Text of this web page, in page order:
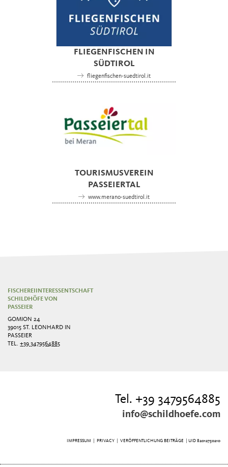
FLIEGENFISCHEN IN
SÜDTIROL
fliegenfischen-suedtirol.it
TOURISMUSVEREIN
PASSEIERTAL
www.merano-suedtirol.it
FISCHEREIINTERESSENTSCHAFT
SCHILDHÖFE VON
PASSEIER
GOMION 24
39015 ST. LEONHARD IN
PASSEIER
TEL.+39 3479564885
Tel. +39 3479564885
info@schildhoefe.com
IMPRESSUM| PRIVACY| VERÖFFENTLICHUNG BEITRÄGE | UID 82012750210